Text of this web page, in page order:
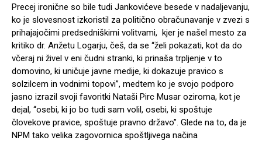
Precej ironične so bile tudi Jankovićeve besede v nadaljevanju,
ko je slovesnost izkoristil za politično obračunavanje v zvezi s
prihajajočimi predsedniškimi volitvami, kjer je našel mesto za
kritiko dr. Anžetu Logarju, češ, da se “želi pokazati, kot da do
včeraj ni živel v eni čudni stranki, ki prinaša trpljenje v to
domovino, ki uničuje javne medije, ki dokazuje pravico s
solzilcem in vodnimi topovi”, medtem ko je svojo podporo
jasno izrazil svoji favoritki Nataši Pirc Musar oziroma, kot je
dejal, “osebi, ki jo bo tudi sam volil, osebi, ki spoštuje
človekove pravice, spoštuje pravno državo”. Glede na to, da je
NPM tako velika zagovornica spoštljivega načina